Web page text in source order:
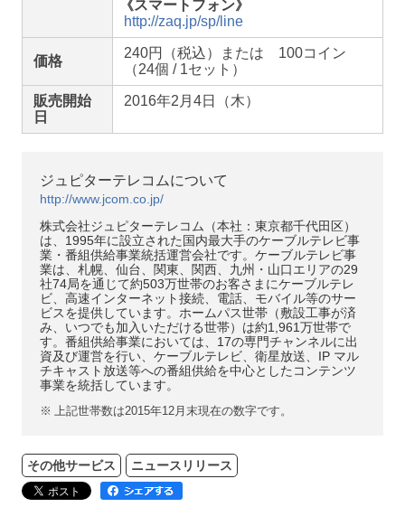
《スマートフォン》
http://zaq.jp/sp/line
価格
240円（税込）または 100コイン
（24個 / 1セット）
販売開始
日
2016年2月4日（木）
ジュピターテレコムについて
http://www.jcom.co.jp/
株式会社ジュピターテレコム（本社：東京都千代田区）
は、1995年に設立された国内最大手のケーブルテレビ事
業・番組供給事業統括運営会社です。ケーブルテレビ事
業は、札幌、仙台、関東、関西、九州・山口エリアの29
社74局を通じて約503万世帯のお客さまにケーブルテレ
ビ、高速インターネット接続、電話、モバイル等のサー
ビスを提供しています。ホームパス世帯（敷設工事が済
み、いつでも加入いただける世帯）は約1,961万世帯で
す。番組供給事業においては、17の専門チャンネルに出
資及び運営を行い、ケーブルテレビ、衛星放送、IP マル
チキャスト放送等への番組供給を中心としたコンテンツ
事業を統括しています。
※ 上記世帯数は2015年12月末現在の数字です。
その他サービス ニュースリリース